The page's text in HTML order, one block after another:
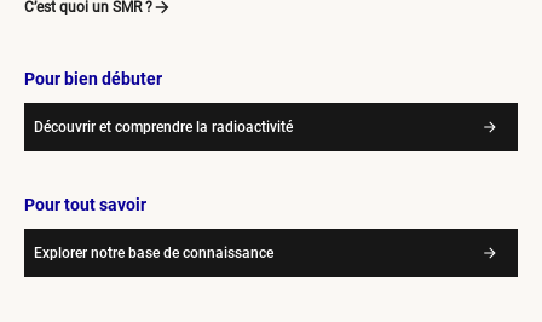
C’est quoi un SMR ?
Pour bien débuter
Découvrir et comprendre la radioactivité
Pour tout savoir
Explorer notre base de connaissance